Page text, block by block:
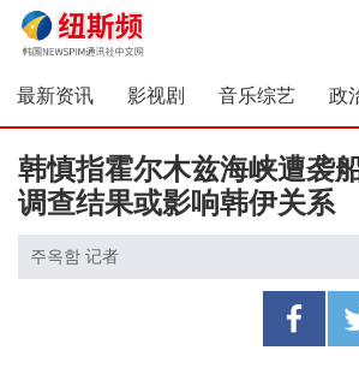
最新资讯 影视剧 音乐综艺 政
韩慎指霍尔木兹海峡遭袭
调查结果或影响韩伊关系
주옥함 记者